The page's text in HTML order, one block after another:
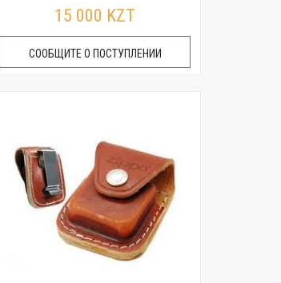
15 000 KZT
СООБЩИТЕ О ПОСТУПЛЕНИИ